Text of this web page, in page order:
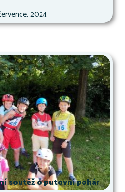
2024
soutěž o putovní pohár